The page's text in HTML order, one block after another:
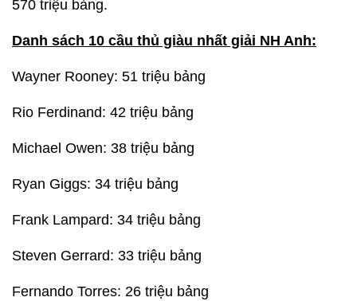
570 triệu bảng.
Danh sách 10 cầu thủ giàu nhất giải NH Anh:
Wayner Rooney: 51 triệu bảng
Rio Ferdinand: 42 triệu bảng
Michael Owen: 38 triệu bảng
Ryan Giggs: 34 triệu bảng
Frank Lampard: 34 triệu bảng
Steven Gerrard: 33 triệu bảng
Fernando Torres: 26 triệu bảng